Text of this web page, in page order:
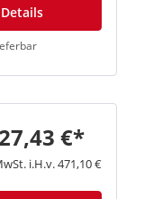
Details
€*
i.H.v. 471,10 €